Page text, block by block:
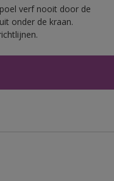
verf nooit door de
onder de kraan.